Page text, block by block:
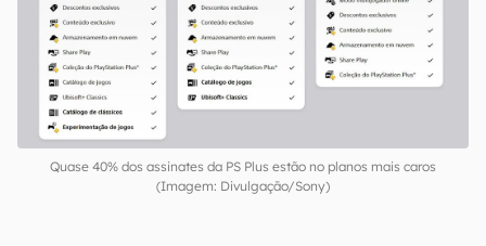
Quase 40% dos assinates da PS Plus estão no planos mais caros
(Imagem: Divulgação/Sony)